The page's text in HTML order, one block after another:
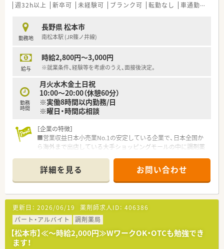
週32h以上 新卒可 未経験可 ブランク可 転勤なし 車通勤可
勤務地
長野県 松本市
南松本駅 (JR篠ノ井線)
給与
時給2,800円～3,000円
※就業条件、経験等を考慮のうえ、面接後決定。
勤務
時間
月火水木金土日祝
10:00～20:00（休憩60分）
※実働8時間以内勤務/日
※曜日・時間応相談
［企業の特徴］
■営業収益日本小売業No.1の安定している企業で、日本全国か
ら海外まで出店している大手ショッピングモールの中に調剤薬
■面分業がメインのため、多くの医療機関から処方箋を応需して
いるので、薬の品目数も多く、幅広い知識・スキルを磨くことが
できます。
■OTC併設店だからこそ『健康をトータルでサポート』できま
す。
※赤ちゃんからお年寄りまで健康相談を通じてセルフメディケ
ーション推進に貢献でき、カウンセリング力を身につけられる環
境です。
※在宅医療への取り組みも積極的行っております。
詳細を見る お問い合わせ
更新日： 2026/06/19 薬剤師求人ID： 406386
パート・アルバイト
調剤薬局
【松本市】≪～時給2,000円≫WワークOK・OTCも勉強でき
ます！